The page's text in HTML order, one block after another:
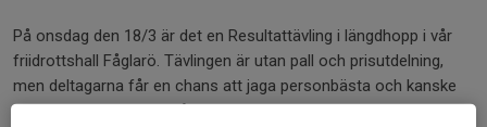
På onsdag den 18/3 är det en Resultattävling i längdhopp i vår
friidrottshall Fåglarö. Tävlingen är utan pall och prisutdelning,
men deltagarna får en chans att jaga personbästa och kanske
förbättra sitt resultat från KM....